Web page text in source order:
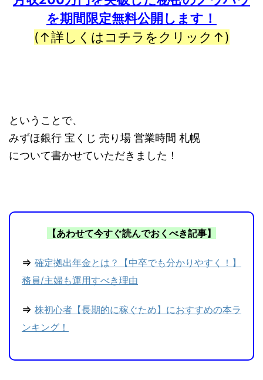
を期間限定無料公開します！
(↑詳しくはコチラをクリック↑)
ということで、
みずほ銀行 宝くじ 売り場 営業時間 札幌
について書かせていただきました！
【あわせて今すぐ読んでおくべき記事】
⇒ 確定拠出年金とは？【中卒でも分かりやすく！】
務員/主婦も運用すべき理由
⇒ 株初心者【長期的に稼ぐため】におすすめの本ラ
ンキング！